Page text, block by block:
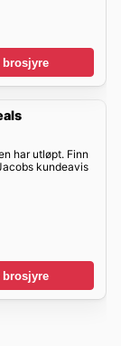
brosjyre
har utløpt. Finn
kundeavis
brosjyre